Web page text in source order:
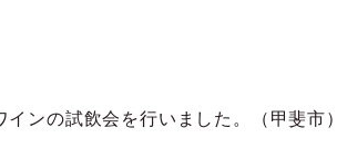
ンの試飲会を行いました。（甲斐市）